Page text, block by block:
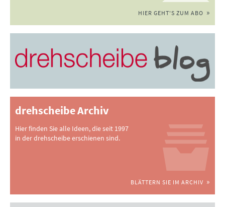
HIER GEHT'S ZUM ABO
drehscheibe Archiv
Hier finden Sie alle Ideen, die seit 1997
in der drehscheibe erschienen sind.
BLÄTTERN SIE IM ARCHIV